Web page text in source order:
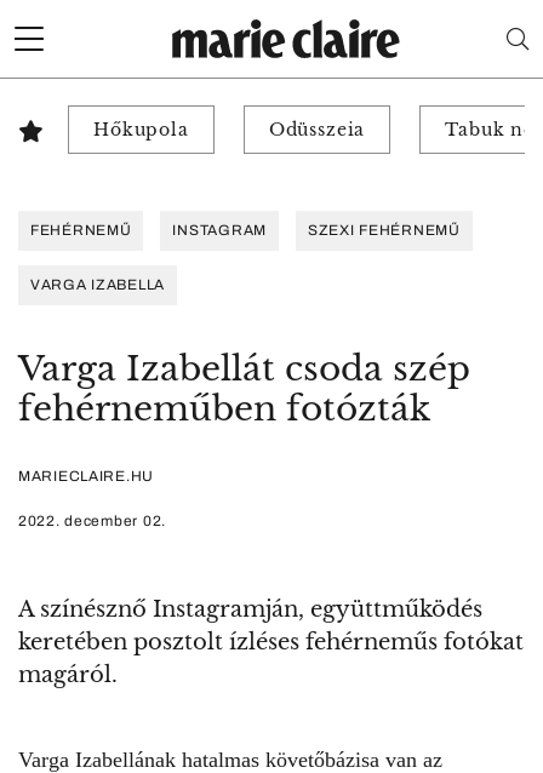
Hőkupola Odüsszeia Tabuk
FEHÉRNEMŰ INSTAGRAM SZEXI FEHÉRNEMŰ
VARGA IZABELLA
Varga Izabellát csoda szép
fehérneműben fotózták
MARIECLAIRE.HU
2022. december 02.
A színésznő Instagramján, együttműködés
keretében posztolt ízléses fehérneműs fotókat
magáról.
Varga Izabellának hatalmas követőbázisa van az